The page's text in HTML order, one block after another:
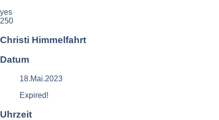
yes
250
Christi Himmelfahrt
Datum
18.Mai.2023
Expired!
Uhrzeit